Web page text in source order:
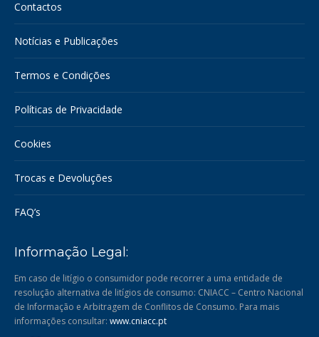
Contactos
Notícias e Publicações
Termos e Condições
Políticas de Privacidade
Cookies
Trocas e Devoluções
FAQ’s
Informação Legal:
Em caso de litígio o consumidor pode recorrer a uma entidade de
resolução alternativa de litígios de consumo: CNIACC – Centro Nacional
de Informação e Arbitragem de Conflitos de Consumo. Para mais
informações consultar: www.cniacc.pt